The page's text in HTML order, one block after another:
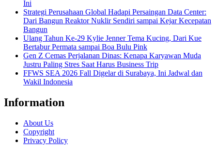
Ini
Strategi Perusahaan Global Hadapi Persaingan Data Center:
Dari Bangun Reaktor Nuklir Sendiri sampai Kejar Kecepatan
Bangun
Ulang Tahun Ke-29 Kylie Jenner Tema Kucing, Dari Kue
Bertabur Permata sampai Boa Bulu Pink
Gen Z Cemas Perjalanan Dinas: Kenapa Karyawan Muda
Justru Paling Stres Saat Harus Business Trip
FFWS SEA 2026 Fall Digelar di Surabaya, Ini Jadwal dan
Wakil Indonesia
Information
About Us
Copyright
Privacy Policy